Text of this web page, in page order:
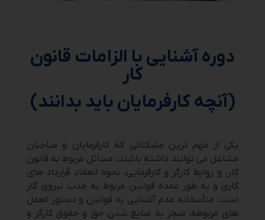
دوره آشنایی با الزامات قانون
کار
(آنچه کارفرمایان باید بدانند)
یکی از مهم ترین مشکلاتی که کارفرمایان و صاحبان
مشاغل می توانند داشته باشند، مسائل مربوط به قانون
کار، و روابط کارگر و کارفرمایی، نحوه انعقاد قرارداد های
کاری و به طور عمده قوانین مربوط به جذب نیروی کار
است. متأسفانه عدم آشنایی به قوانین و دستور العمل
های مربوطه، منجر به ضایع شدن حق و حقوق کارگر و